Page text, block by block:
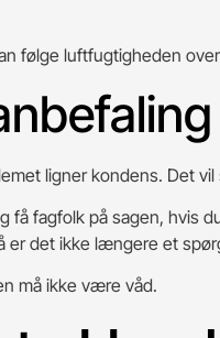
følge luftfugtigheden
ligner kondens. Det
få fagfolk på sagen, hvis
er det ikke længere et
må ikke være våd.